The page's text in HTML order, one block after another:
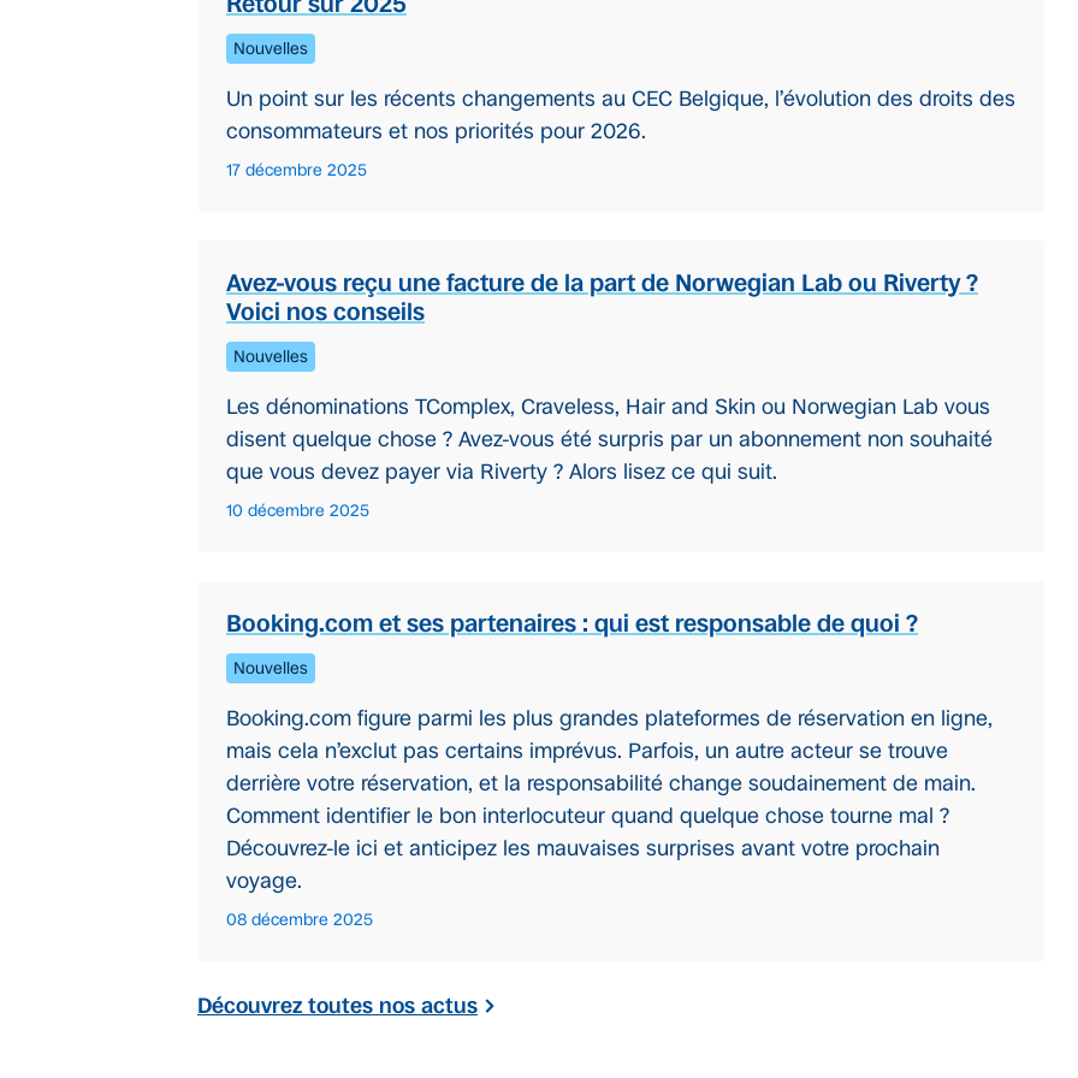
Nouvelles
Un point sur les récents changements au CEC Belgique, l’évolution des droits des
consommateurs et nos priorités pour 2026.
17 décembre 2025
Avez-vous reçu une facture de la part de Norwegian Lab ou Riverty ?
Voici nos conseils
Nouvelles
Les dénominations TComplex, Craveless, Hair and Skin ou Norwegian Lab vous
disent quelque chose ? Avez-vous été surpris par un abonnement non souhaité
que vous devez payer via Riverty ? Alors lisez ce qui suit.
10 décembre 2025
Booking.com et ses partenaires : qui est responsable de quoi ?
Nouvelles
Booking.com figure parmi les plus grandes plateformes de réservation en ligne,
mais cela n’exclut pas certains imprévus. Parfois, un autre acteur se trouve
derrière votre réservation, et la responsabilité change soudainement de main.
Comment identifier le bon interlocuteur quand quelque chose tourne mal ?
Découvrez-le ici et anticipez les mauvaises surprises avant votre prochain
voyage.
08 décembre 2025
Découvrez toutes nos actus